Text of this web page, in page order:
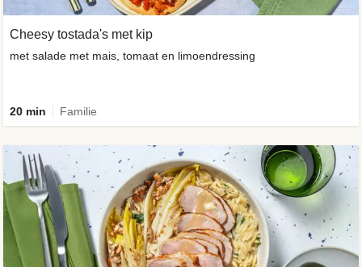
Cheesy tostada's met kip
met salade met mais, tomaat en limoendressing
20 min Familie